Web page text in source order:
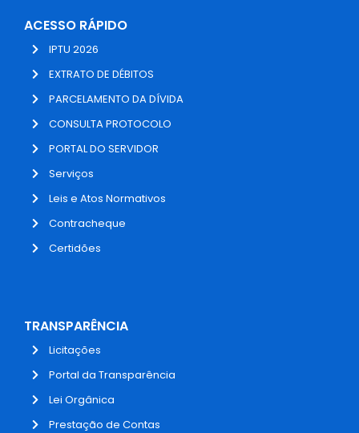
ACESSO RÁPIDO
IPTU 2026
EXTRATO DE DÉBITOS
PARCELAMENTO DA DÍVIDA
CONSULTA PROTOCOLO
PORTAL DO SERVIDOR
Serviços
Leis e Atos Normativos
Contracheque
Certidões
TRANSPARÊNCIA
Licitações
Portal da Transparência
Lei Orgânica
Prestação de Contas